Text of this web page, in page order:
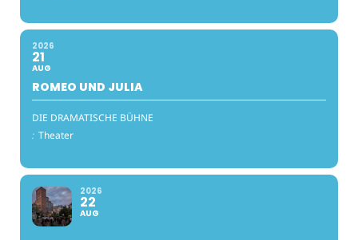
2026
21
AUG
ROMEO UND JULIA
DIE DRAMATISCHE BÜHNE
: Theater
2026
22
AUG